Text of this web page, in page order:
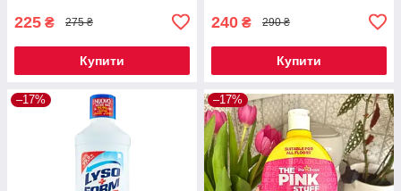
225 ₴ 275 ₴
Купити
240 ₴ 290 ₴
Купити
–17% –17%